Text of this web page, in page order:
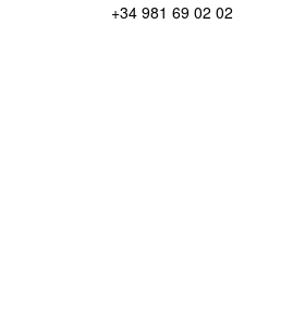
+34 981 69 02 02